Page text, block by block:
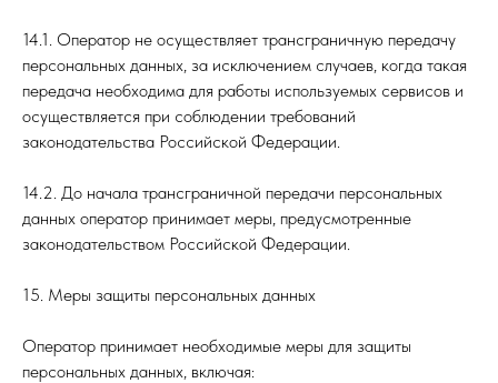
14.1. Оператор не осуществляет трансграничную передачу
персональных данных, за исключением случаев, когда такая
передача необходима для работы используемых сервисов и
осуществляется при соблюдении требований
законодательства Российской Федерации.
14.2. До начала трансграничной передачи персональных
данных оператор принимает меры, предусмотренные
законодательством Российской Федерации.
15. Меры защиты персональных данных
Оператор принимает необходимые меры для защиты
персональных данных, включая: